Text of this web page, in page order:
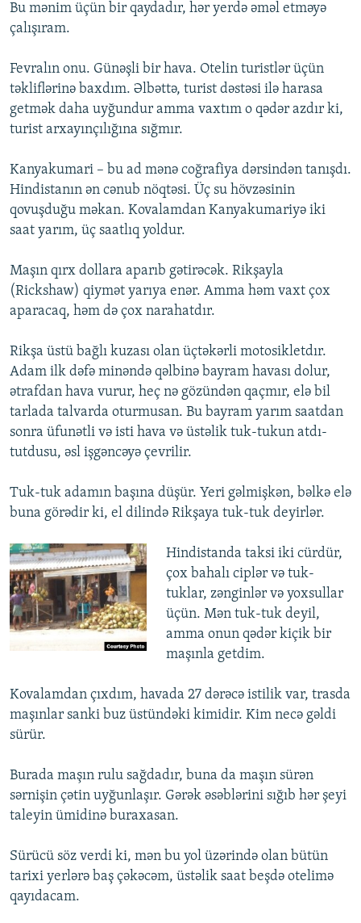
Bu mənim üçün bir qaydadır, hər yerdə əməl etməyə
çalışıram.
Fevralın onu. Günəşli bir hava. Otelin turistlər üçün
təkliflərinə baxdım. Əlbəttə, turist dəstəsi ilə harasa
getmək daha uyğundur amma vaxtım o qədər azdır ki,
turist arxayınçılığına sığmır.
Kanyakumari – bu ad mənə coğrafiya dərsindən tanışdı.
Hindistanın ən cənub nöqtəsi. Üç su hövzəsinin
qovuşduğu məkan. Kovalamdan Kanyakumariyə iki
saat yarım, üç saatlıq yoldur.
Maşın qırx dollara aparıb gətirəcək. Rikşayla
(Rickshaw) qiymət yarıya enər. Amma həm vaxt çox
aparacaq, həm də çox narahatdır.
Rikşa üstü bağlı kuzası olan üçtəkərli motosikletdır.
Adam ilk dəfə minəndə qəlbinə bayram havası dolur,
ətrafdan hava vurur, heç nə gözündən qaçmır, elə bil
tarlada talvarda oturmusan. Bu bayram yarım saatdan
sonra üfunətli və isti hava və üstəlik tuk-tukun atdı-
tutdusu, əsl işgəncəyə çevrilir.
Tuk-tuk adamın başına düşür. Yeri gəlmişkən, bəlkə elə
buna görədir ki, el dilində Rikşaya tuk-tuk deyirlər.
Hindistanda taksi iki cürdür,
çox bahalı ciplər və tuk-
tuklar, zənginlər və yoxsullar
üçün. Mən tuk-tuk deyil,
amma onun qədər kiçik bir
maşınla getdim.
Kovalamdan çıxdım, havada 27 dərəcə istilik var, trasda
maşınlar sanki buz üstündəki kimidir. Kim necə gəldi
sürür.
Burada maşın rulu sağdadır, buna da maşın sürən
sərnişin çətin uyğunlaşır. Gərək əsəblərini sığıb hər şeyi
taleyin ümidinə buraxasan.
Sürücü söz verdi ki, mən bu yol üzərində olan bütün
tarixi yerlərə baş çəkəcəm, üstəlik saat beşdə otelimə
qayıdacam.